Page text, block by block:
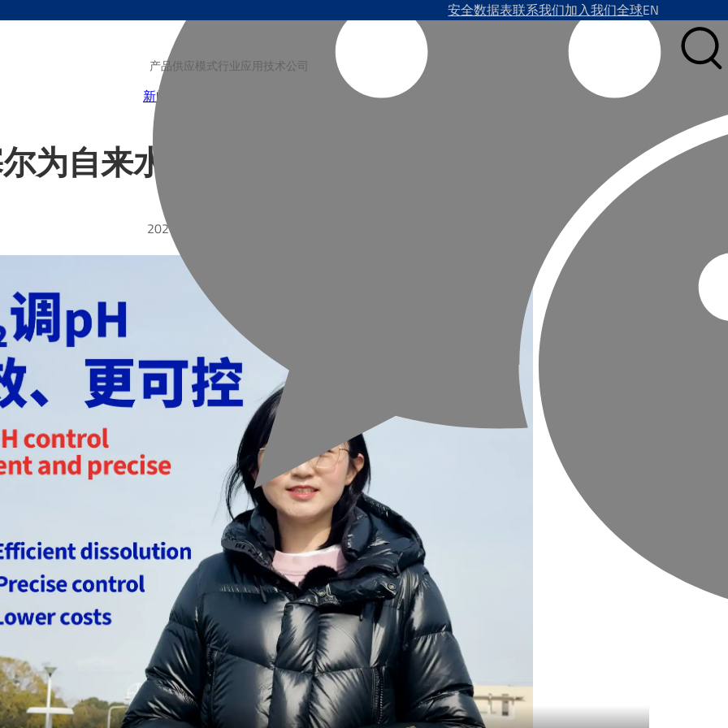
安全数据表联系我们加入我们全球EN
产品供应模式行业应用技术公司
新闻
为自来水厂提供水处理服务
2026-04-29